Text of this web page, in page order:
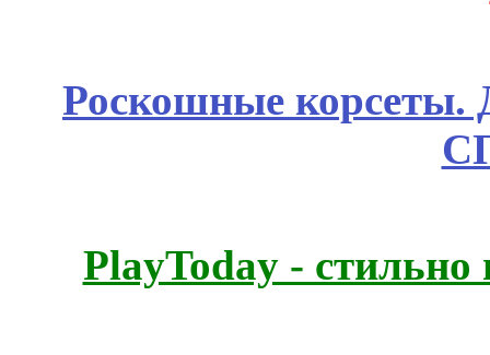
Роскошные корсеты.
PlayToday -